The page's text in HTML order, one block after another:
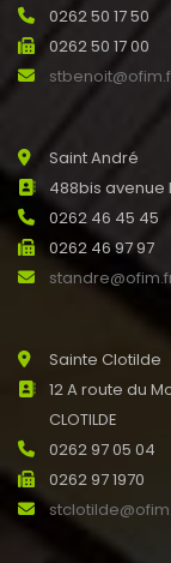
0262 50 17 50
0262 50 17 00
Saint André
488bis avenue
0262 46 45 45
0262 46 97 97
Sainte Clotilde
12 A route du
CLOTILDE
0262 97 05 04
0262 97 1970